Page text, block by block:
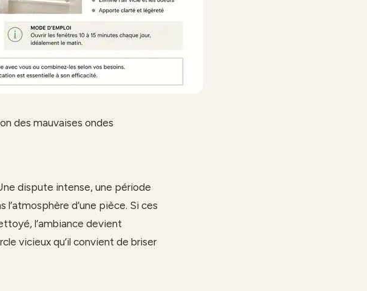
des mauvaises ondes
dispute intense, une période
d’une pièce. Si ces
l’ambiance devient
vicieux qu’il convient de briser